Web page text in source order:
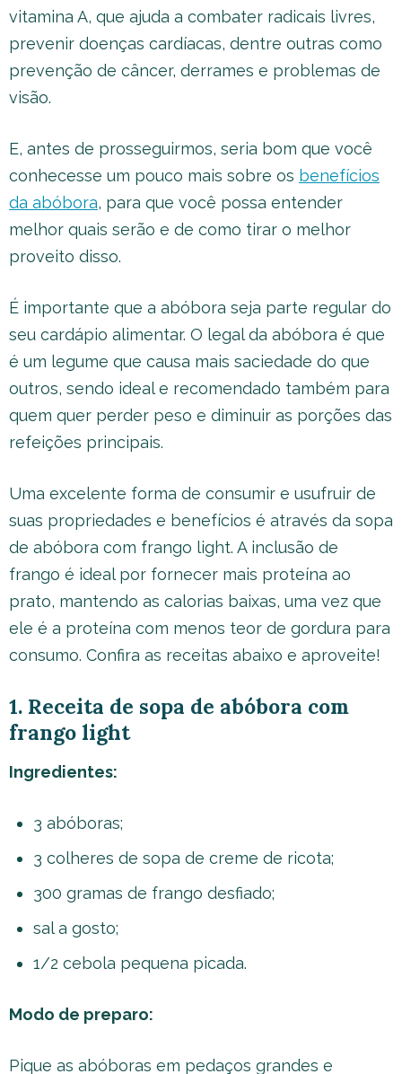
vitamina A, que ajuda a combater radicais livres,
prevenir doenças cardíacas, dentre outras como
prevenção de câncer, derrames e problemas de
visão.
E, antes de prosseguirmos, seria bom que você
conhecesse um pouco mais sobre os benefícios
da abóbora, para que você possa entender
melhor quais serão e de como tirar o melhor
proveito disso.
É importante que a abóbora seja parte regular do
seu cardápio alimentar. O legal da abóbora é que
é um legume que causa mais saciedade do que
outros, sendo ideal e recomendado também para
quem quer perder peso e diminuir as porções das
refeições principais.
Uma excelente forma de consumir e usufruir de
suas propriedades e benefícios é através da sopa
de abóbora com frango light. A inclusão de
frango é ideal por fornecer mais proteína ao
prato, mantendo as calorias baixas, uma vez que
ele é a proteína com menos teor de gordura para
consumo. Confira as receitas abaixo e aproveite!
1. Receita de sopa de abóbora com
frango light
Ingredientes:
3 abóboras;
3 colheres de sopa de creme de ricota;
300 gramas de frango desfiado;
sal a gosto;
1/2 cebola pequena picada.
Modo de preparo:
Pique as abóboras em pedaços grandes e